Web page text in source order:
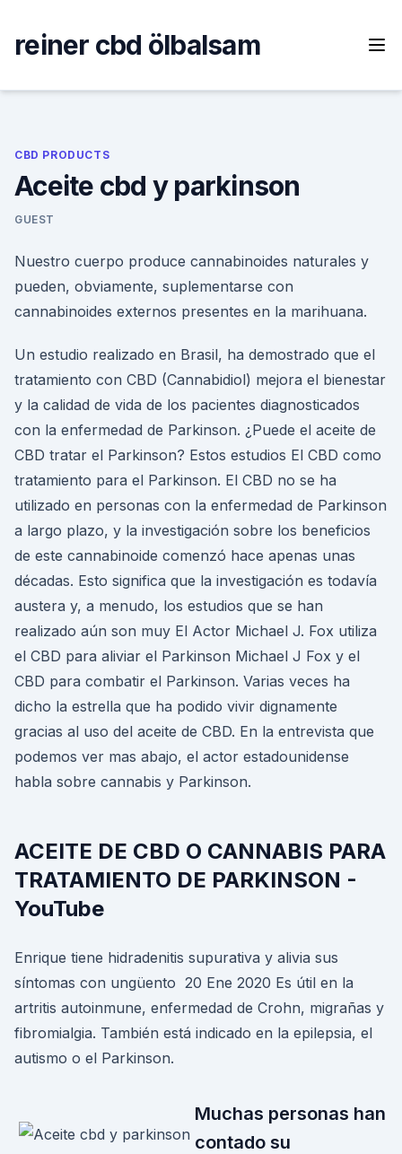
content
reiner cbd ölbalsam
CBD PRODUCTS
Aceite cbd y parkinson
GUEST
Nuestro cuerpo produce cannabinoides naturales y
pueden, obviamente, suplementarse con
cannabinoides externos presentes en la marihuana.
Un estudio realizado en Brasil, ha demostrado que el
tratamiento con CBD (Cannabidiol) mejora el bienestar
y la calidad de vida de los pacientes diagnosticados
con la enfermedad de Parkinson. ¿Puede el aceite de
CBD tratar el Parkinson? Estos estudios El CBD como
tratamiento para el Parkinson. El CBD no se ha
utilizado en personas con la enfermedad de Parkinson
a largo plazo, y la investigación sobre los beneficios
de este cannabinoide comenzó hace apenas unas
décadas. Esto significa que la investigación es todavía
austera y, a menudo, los estudios que se han
realizado aún son muy El Actor Michael J. Fox utiliza
el CBD para aliviar el Parkinson Michael J Fox y el
CBD para combatir el Parkinson. Varias veces ha
dicho la estrella que ha podido vivir dignamente
gracias al uso del aceite de CBD. En la entrevista que
podemos ver mas abajo, el actor estadounidense
habla sobre cannabis y Parkinson.
ACEITE DE CBD O CANNABIS PARA
TRATAMIENTO DE PARKINSON -
YouTube
Enrique tiene hidradenitis supurativa y alivia sus
síntomas con ungüento 20 Ene 2020 Es útil en la
artritis autoinmune, enfermedad de Crohn, migrañas y
fibromialgia. También está indicado en la epilepsia, el
autismo o el Parkinson.
Muchas personas han
contado su